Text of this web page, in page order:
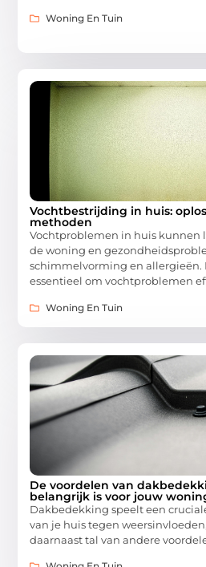
Woning En Tuin
Vochtbestrijding in huis:
methoden
Vochtproblemen in huis kunnen
de woning en
schimmelvorming en allergieën.
essentieel om vochtproblemen
Woning En Tuin
De voordelen van
belangrijk is voor jouw
Dakbedekking speelt een
van je huis tegen
daarnaast tal van andere